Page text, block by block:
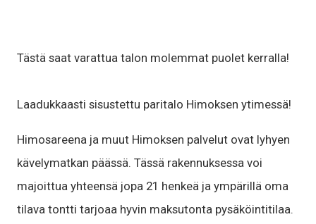
Tästä saat varattua talon molemmat puolet kerralla!
Laadukkaasti sisustettu paritalo Himoksen ytimessä!
Himosareena ja muut Himoksen palvelut ovat lyhyen
kävelymatkan päässä. Tässä rakennuksessa voi
majoittua yhteensä jopa 21 henkeä ja ympärillä oma
tilava tontti tarjoaa hyvin maksutonta pysäköintitilaa.